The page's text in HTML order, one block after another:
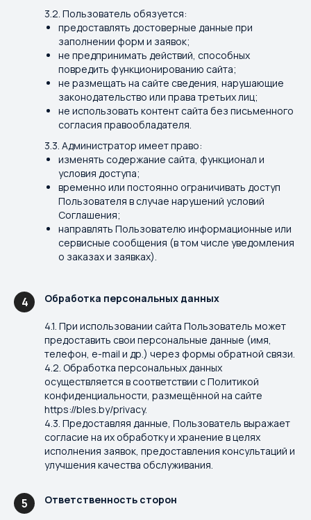
3.2. Пользователь обязуется:
предоставлять достоверные данные при
заполнении форм и заявок;
не предпринимать действий, способных
повредить функционированию сайта;
не размещать на сайте сведения, нарушающие
законодательство или права третьих лиц;
не использовать контент сайта без письменного
согласия правообладателя.
3.3. Администратор имеет право:
изменять содержание сайта, функционал и
условия доступа;
временно или постоянно ограничивать доступ
Пользователя в случае нарушений условий
Соглашения;
направлять Пользователю информационные или
сервисные сообщения (в том числе уведомления
о заказах и заявках).
4 Обработка персональных данных
4.1. При использовании сайта Пользователь может
предоставить свои персональные данные (имя,
телефон, e-mail и др.) через формы обратной связи.
4.2. Обработка персональных данных
осуществляется в соответствии с Политикой
конфиденциальности, размещённой на сайте
https://bles.by/privacy.
4.3. Предоставляя данные, Пользователь выражает
согласие на их обработку и хранение в целях
исполнения заявок, предоставления консультаций и
улучшения качества обслуживания.
5 Ответственность сторон